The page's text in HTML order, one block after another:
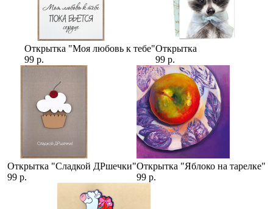
Открытка "Моя любовь к тебе"
99 р.
Открытка
99 р.
Открытка "Сладкой ДРшечки"
99 р.
Открытка "Яблоко на тарелке"
99 р.